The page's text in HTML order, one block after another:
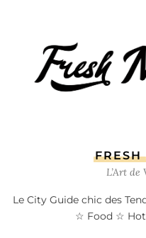
FRESH
L’Art
Le City Guide chic des
☆ Food ☆